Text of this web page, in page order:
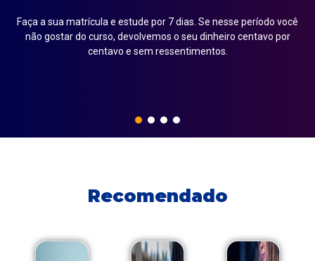
Faça a sua matrícula e estude por 7 dias. Se nesse período você
não gostar do curso, devolvemos o seu dinheiro centavo por
centavo e sem ressentimentos.
Recomendado